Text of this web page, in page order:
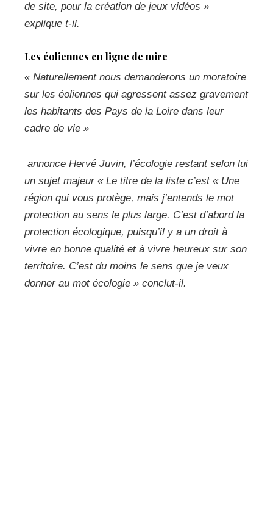
de site, pour la création de jeux vidéos »
explique t-il.
Les éoliennes en ligne de mire
« Naturellement nous demanderons un moratoire
sur les éoliennes qui agressent assez gravement
les habitants des Pays de la Loire dans leur
cadre de vie »
annonce Hervé Juvin, l’écologie restant selon lui
un sujet majeur « Le titre de la liste c’est « Une
région qui vous protège, mais j’entends le mot
protection au sens le plus large. C’est d’abord la
protection écologique, puisqu’il y a un droit à
vivre en bonne qualité et à vivre heureux sur son
territoire. C’est du moins le sens que je veux
donner au mot écologie » conclut-il.